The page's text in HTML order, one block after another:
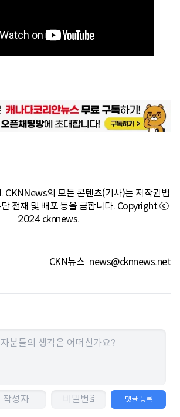
의 모든 콘텐츠(기사)는 저작권법
전재 및 배포 등을 금합니다. Copyright ⓒ
2024 cknnews.
CKN뉴스 news@cknnews.net
댓글 등록